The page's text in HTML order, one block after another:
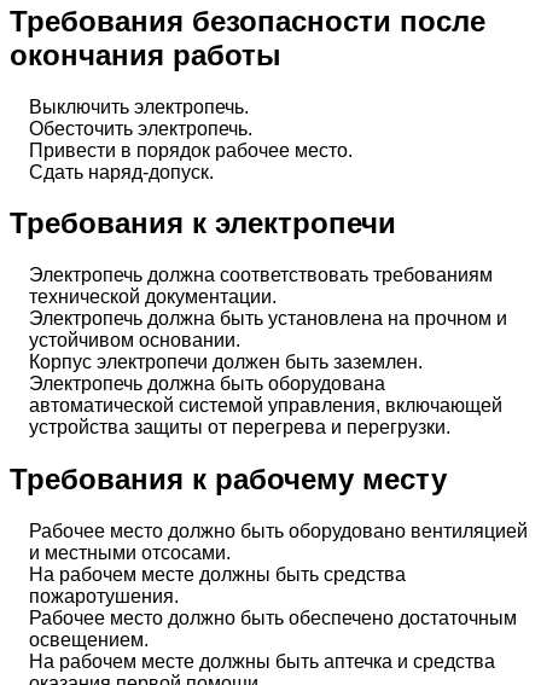
Требования безопасности после
окончания работы
Выключить электропечь.
Обесточить электропечь.
Привести в порядок рабочее место.
Сдать наряд-допуск.
Требования к электропечи
Электропечь должна соответствовать требованиям
технической документации.
Электропечь должна быть установлена на прочном и
устойчивом основании.
Корпус электропечи должен быть заземлен.
Электропечь должна быть оборудована
автоматической системой управления, включающей
устройства защиты от перегрева и перегрузки.
Требования к рабочему месту
Рабочее место должно быть оборудовано вентиляцией
и местными отсосами.
На рабочем месте должны быть средства
пожаротушения.
Рабочее место должно быть обеспечено достаточным
освещением.
На рабочем месте должны быть аптечка и средства